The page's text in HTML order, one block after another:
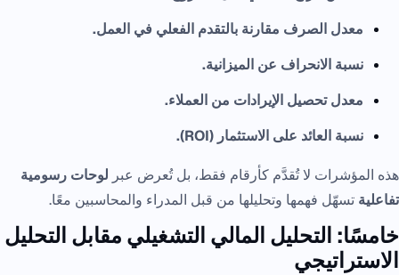
معدل الصرف مقارنة بالتقدم الفعلي في العمل.
نسبة الانحراف عن الميزانية.
معدل تحصيل الإيرادات من العملاء.
نسبة العائد على الاستثمار (ROI).
هذه المؤشرات لا تُقدَّم كأرقام فقط، بل تُعرض عبر لوحات رسومية
تفاعلية تسهّل فهمها وتحليلها من قبل المدراء والمحاسبين معًا.
خامسًا: التحليل المالي التشغيلي مقابل التحليل
الاستراتيجي